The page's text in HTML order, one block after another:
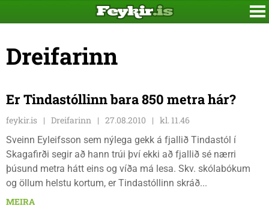
Dreifarinn
Er Tindastóllinn bara 850 metra hár?
feykir.is Dreifarinn 27.08.2010
kl. 11.46
Sveinn Eyleifsson sem nýlega gekk á fjallið Tindastól í
Skagafirði segir að hann trúi því ekki að fjallið sé nærri
þúsund metra hátt eins og víða má lesa. Skv. skólabókum
og öllum helstu kortum, er Tindastóllinn skráð...
MEIRA